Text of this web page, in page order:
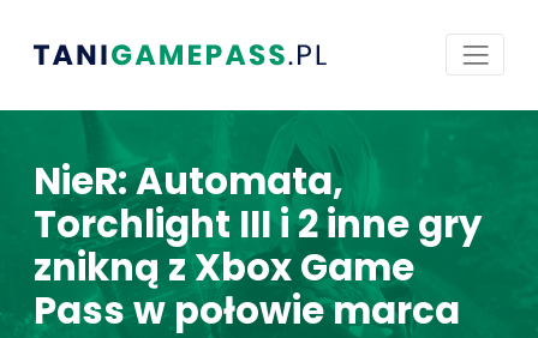
NieR: Automata,
Torchlight III i 2 inne gry
znikną z Xbox Game
Pass w połowie marca